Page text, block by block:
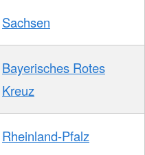
Sachsen
Bayerisches Rotes
Kreuz
Rheinland-Pfalz